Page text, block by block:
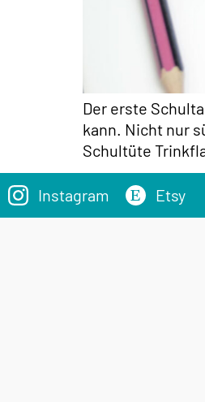
Der erste
kann. Nicht nur
Schultüte
Instagram Etsy